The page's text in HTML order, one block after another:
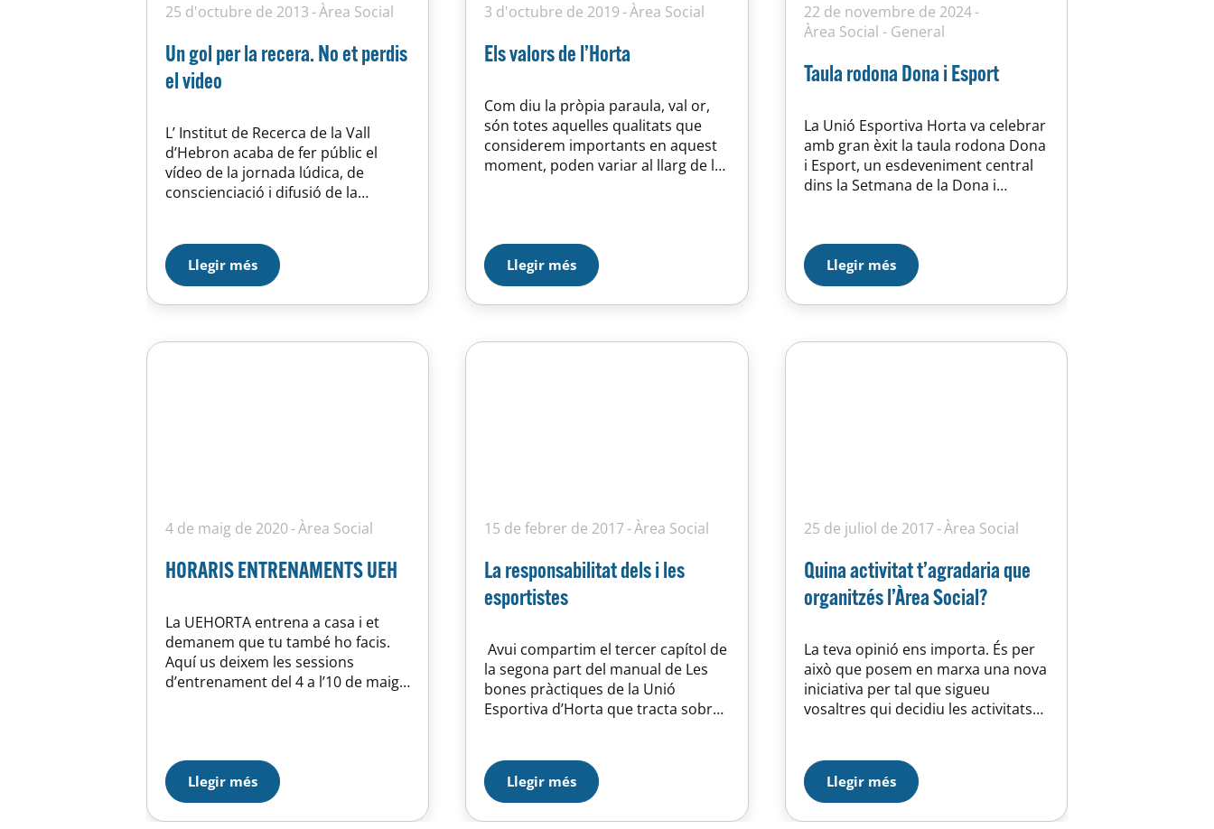
25 d'octubre de 2013 Àrea Social
Un gol per la recera. No et perdis
el video
L’ Institut de Recerca de la Vall
d’Hebron acaba de fer públic el
vídeo de la jornada lúdica, de
conscienciació i difusió de la
installacions del CEM d’Horta. Amb
la collaboració de la UA d’Horta i la
UE d’Horta, la jornada va…
Llegir més
3 d'octubre de 2019 Àrea Social
Els valors de l’Horta
Com diu la pròpia paraula, val or,
són totes aquelles qualitats que
considerem importants en aquest
moment, poden variar al llarg de la
manera expressant els nostres
sentiments i els nostres interessos
influenciats per les creences que
hem interioritzat al llarg de la
Llegir més
22 de novembre de 2024
Àrea Social - General
Taula rodona Dona i Esport
La Unió Esportiva Horta va celebrar
amb gran èxit la taula rodona Dona
i Esport, un esdeveniment central
dins la Setmana de la Dona i
de reflexió i debat sobre la situació
actual de les dones en l’àmbit
esportiu, reunint professionals,
esportistes i directives
Llegir més
4 de maig de 2020 Àrea Social
HORARIS ENTRENAMENTS UEH
La UEHORTA entrena a casa i et
demanem que tu també ho facis.
Aquí us deixem les sessions
d’entrenament del 4 a l’10 de maig.
les 10:30h per ZOOM. Formació
técnic a entrenadors a carrrec de
Keko Iglesias, secretari técnic del…
Llegir més
15 de febrer de 2017 Àrea Social
La responsabilitat dels i les
esportistes
Avui compartim el tercer capítol de
la segona part del manual de Les
bones pràctiques de la Unió
Esportiva d’Horta que tracta sobre
desenvolupament de les múltiples
activitats que tenen lloc en el marc
de la Unió Esportiva d’Horta,
Llegir més
25 de juliol de 2017 Àrea Social
Quina activitat t’agradaria que
organitzés l’Àrea Social?
La teva opinió ens importa. És per
això que posem en marxa una nova
iniciativa per tal que sigueu
vosaltres qui decidiu les activitats
excursions… Què et ve de gust fer?
Tots aquells que envieu les vostres
propostes a
Llegir més